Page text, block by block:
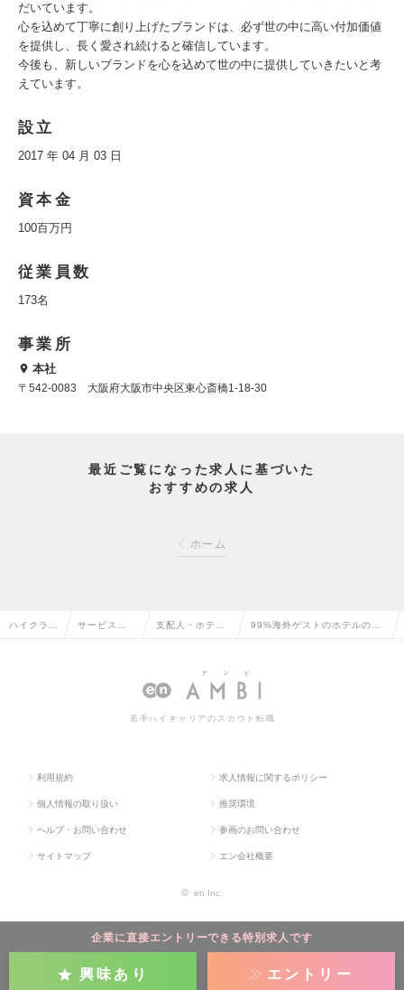
だいています。
心を込めて丁寧に創り上げたブランドは、必ず世の中に高い付加価値
を提供し、長く愛され続けると確信しています。
今後も、新しいブランドを心を込めて世の中に提供していきたいと考
えています。
設立
2017 年 04 月 03 日
資本金
100百万円
従業員数
173名
事業所
本社
〒542-0083 大阪府大阪市中央区東心斎橋1-18-30
最近ご覧になった求人に基づいた
おすすめの求人
ホーム
企業に直接エントリーできる特別求人です
興味あり エントリー
ハイクラス サービス・ 支配人・ホテル 99%海外ゲストのホテルのフ
若手ハイキャリアのスカウト転職
利用規約 求人情報に関するポリシー
個人情報の取り扱い 推奨環境
ヘルプ・お問い合わせ 参画のお問い合わせ
サイトマップ エン会社概要
© en Inc.